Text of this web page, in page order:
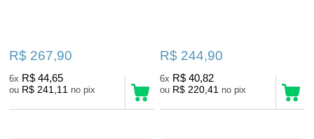
R$ 267,90
6x R$ 44,65
ou R$ 241,11 no pix
R$ 244,90
6x R$ 40,82
ou R$ 220,41 no pix